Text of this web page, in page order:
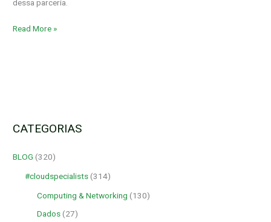
dessa parceria.
Read More »
CATEGORIAS
BLOG (320)
#cloudspecialists (314)
Computing & Networking (130)
Dados (27)